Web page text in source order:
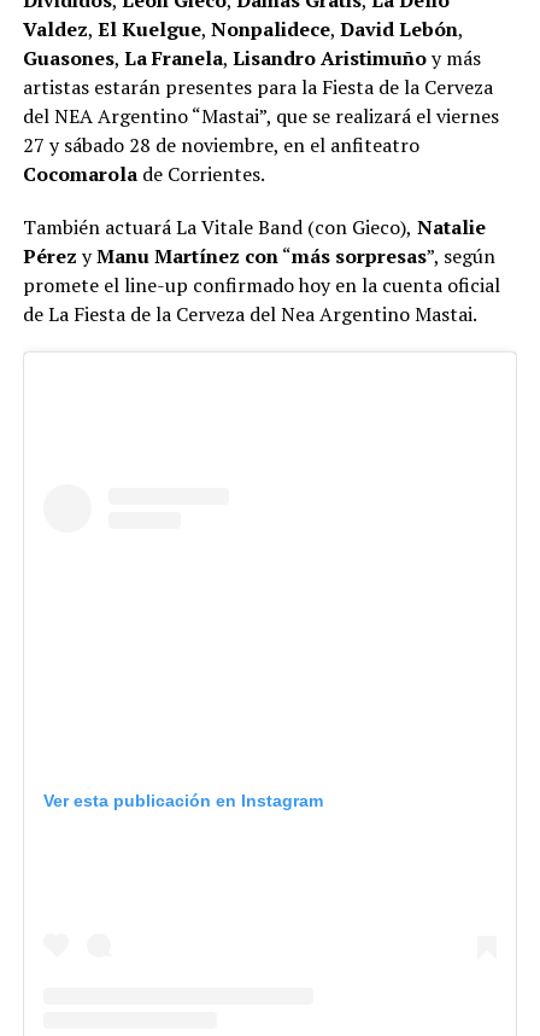
Valdez, El Kuelgue, Nonpalidece, David Lebón,
Guasones, La Franela, Lisandro Aristimuñoy más
artistas estarán presentes para la Fiesta de la Cerveza
del NEA Argentino “Mastai”, que se realizará el viernes
27 y sábado 28 de noviembre, en el anfiteatro
Cocomarolade Corrientes.
También actuará La Vitale Band (con Gieco), Natalie
Pérez yManu Martínez con“más sorpresas”, según
promete el line-up confirmado hoy en la cuenta oficial
de La Fiesta de la Cerveza del Nea Argentino Mastai.
Ver esta publicación en Instagram